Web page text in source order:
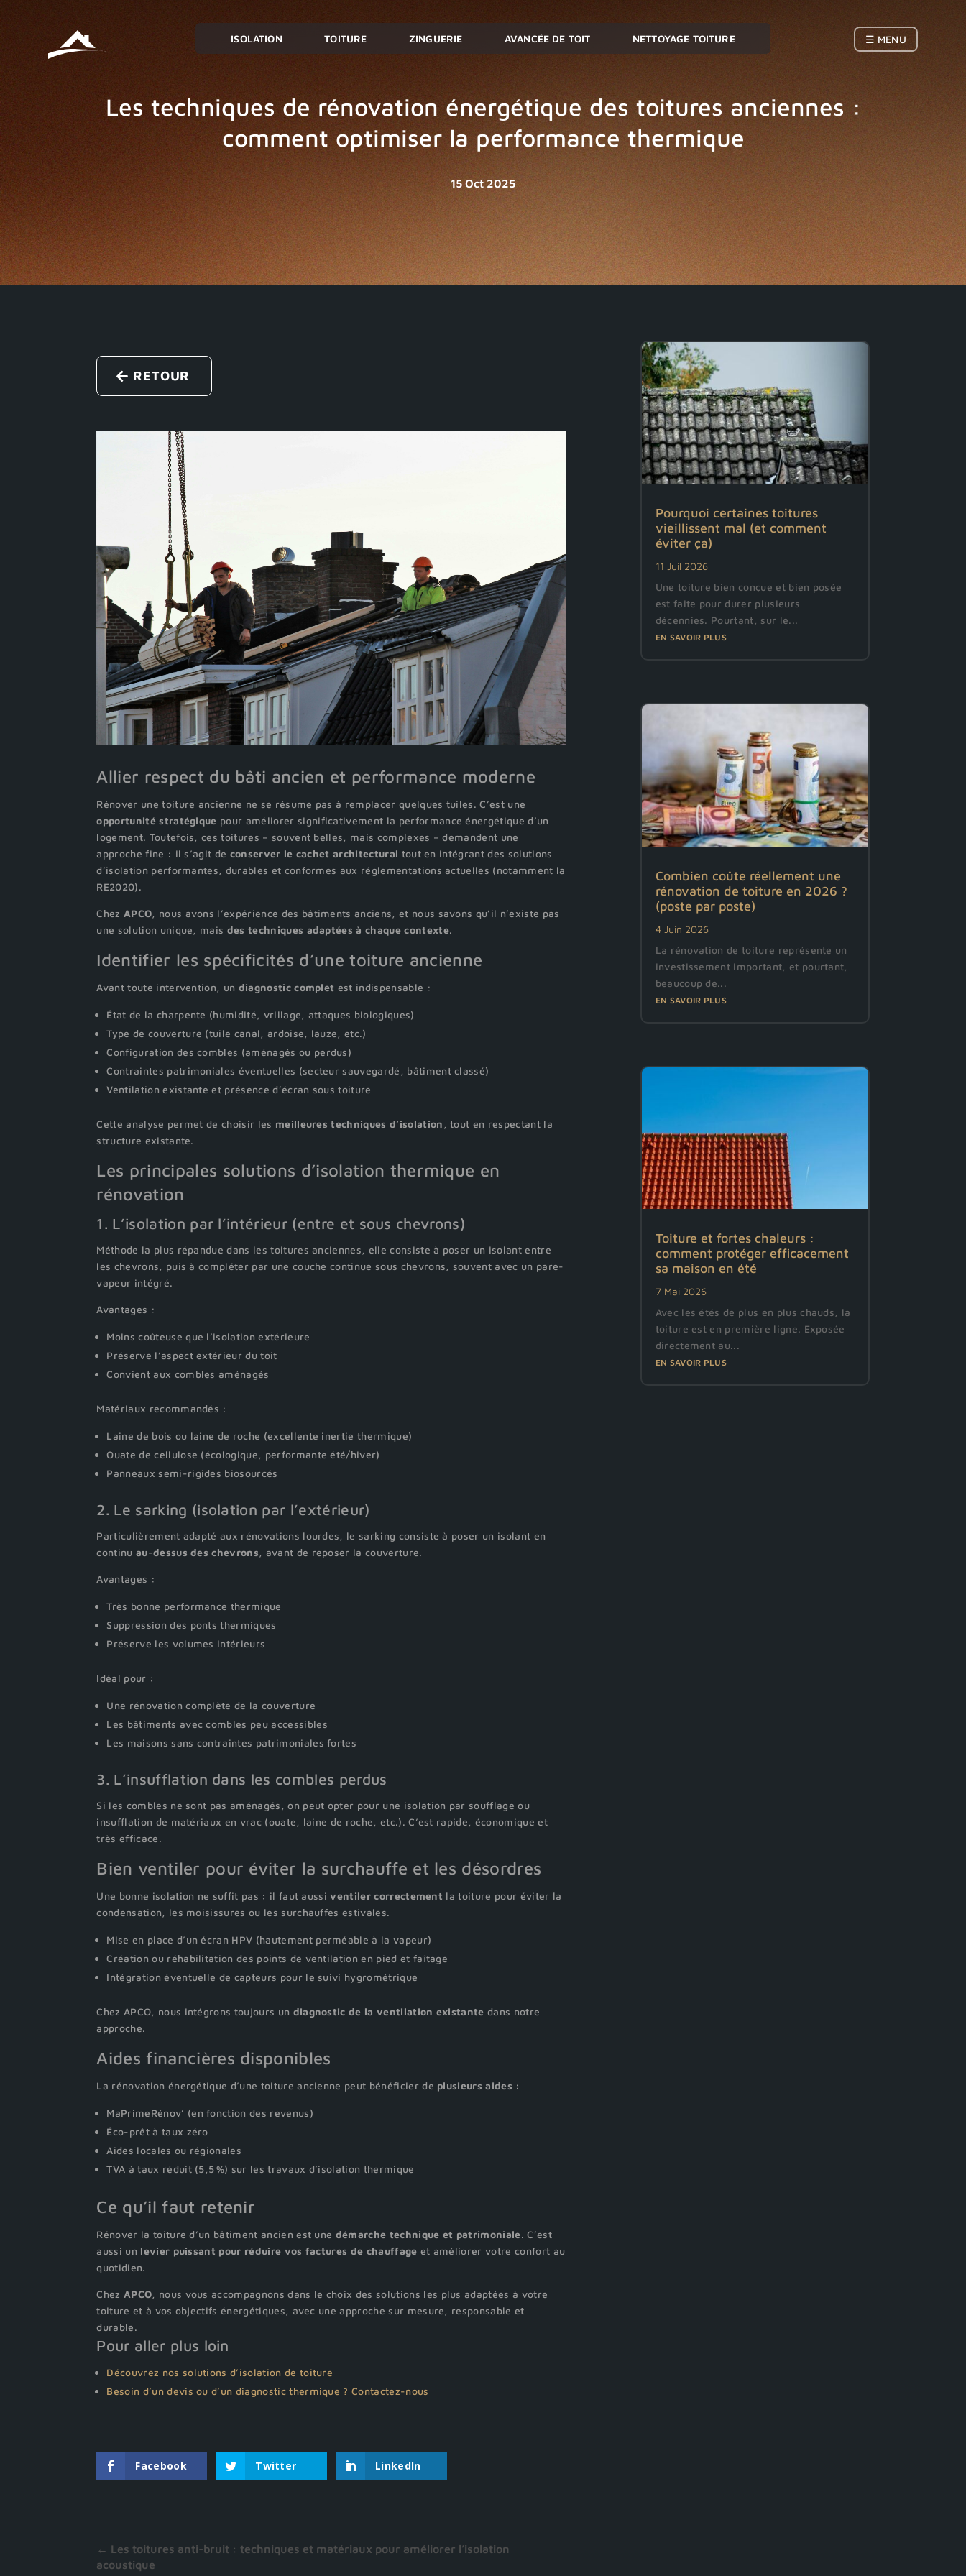
☰ MENU
ISOLATION TOITURE ZINGUERIE AVANCÉE DE TOIT NETTOYAGE TOITURE
Les techniques de rénovation énergétique des toitures anciennes :
comment optimiser la performance thermique
15 Oct 2025
RETOUR
Allier respect du bâti ancien et performance moderne
Rénover une toiture ancienne ne se résume pas à remplacer quelques tuiles. C’est une
opportunité stratégique pour améliorer significativement la performance énergétique d’un
logement. Toutefois, ces toitures – souvent belles, mais complexes – demandent une
approche fine : il s’agit de conserver le cachet architectural tout en intégrant des solutions
d’isolation performantes, durables et conformes aux réglementations actuelles (notamment la
RE2020).
ChezAPCO , nous avons l’expérience des bâtiments anciens, et nous savons qu’il n’existe pas
une solution unique, mais des techniques adaptées à chaque contexte.
Identifier les spécificités d’une toiture ancienne
Avant toute intervention, un diagnostic complet est indispensable :
État de la charpente (humidité, vrillage, attaques biologiques)
Type de couverture (tuile canal, ardoise, lauze, etc.)
Configuration des combles (aménagés ou perdus)
Contraintes patrimoniales éventuelles (secteur sauvegardé, bâtiment classé)
Ventilation existante et présence d’écran sous toiture
Cette analyse permet de choisir les meilleures techniques d’isolation , tout en respectant la
structure existante.
Les principales solutions d’isolation thermique en
rénovation
1. L’isolation par l’intérieur (entre et sous chevrons)
Méthode la plus répandue dans les toitures anciennes, elle consiste à poser un isolant entre
les chevrons, puis à compléter par une couche continue sous chevrons, souvent avec un pare-
vapeur intégré.
Avantages :
Moins coûteuse que l’isolation extérieure
Préserve l’aspect extérieur du toit
Convient aux combles aménagés
Matériaux recommandés :
Laine de bois ou laine de roche (excellente inertie thermique)
Ouate de cellulose (écologique, performante été/hiver)
Panneaux semi-rigides biosourcés
2. Le sarking (isolation par l’extérieur)
Particulièrement adapté aux rénovations lourdes, le sarking consiste à poser un isolant en
continu au-dessus des chevrons , avant de reposer la couverture.
Avantages :
Très bonne performance thermique
Suppression des ponts thermiques
Préserve les volumes intérieurs
Idéal pour :
Une rénovation complète de la couverture
Les bâtiments avec combles peu accessibles
Les maisons sans contraintes patrimoniales fortes
3. L’insufflation dans les combles perdus
Si les combles ne sont pas aménagés, on peut opter pour une isolation par soufflage ou
insufflation de matériaux en vrac (ouate, laine de roche, etc.). C’est rapide, économique et
très efficace.
Bien ventiler pour éviter la surchauffe et les désordres
Une bonne isolation ne suffit pas : il faut aussiventiler correctement la toiture pour éviter la
condensation, les moisissures ou les surchauffes estivales.
Mise en place d’un écran HPV (hautement perméable à la vapeur)
Création ou réhabilitation des points de ventilation en pied et faîtage
Intégration éventuelle de capteurs pour le suivi hygrométrique
Chez APCO, nous intégrons toujours un diagnostic de la ventilation existante dans notre
approche.
Aides financières disponibles
La rénovation énergétique d’une toiture ancienne peut bénéficier de plusieurs aides :
MaPrimeRénov’ (en fonction des revenus)
Éco-prêt à taux zéro
Aides locales ou régionales
TVA à taux réduit (5,5 %) sur les travaux d’isolation thermique
Ce qu’il faut retenir
Rénover la toiture d’un bâtiment ancien est une démarche technique et patrimoniale. C’est
aussi un levier puissant pour réduire vos factures de chauffage et améliorer votre confort au
quotidien.
ChezAPCO , nous vous accompagnons dans le choix des solutions les plus adaptées à votre
toiture et à vos objectifs énergétiques, avec une approche sur mesure, responsable et
durable.
Pour aller plus loin
Découvrez nos solutions d’isolation de toiture
Besoin d’un devis ou d’un diagnostic thermique ? Contactez-nous
Facebook Twitter LinkedIn
← Les toitures anti-bruit : techniques et matériaux pour améliorer l’isolation
acoustique
Pourquoi certaines toitures
vieillissent mal (et comment
éviter ça)
11 Juil 2026
Une toiture bien conçue et bien posée
est faite pour durer plusieurs
décennies. Pourtant, sur le...
EN SAVOIR PLUS
Combien coûte réellement une
rénovation de toiture en 2026 ?
(poste par poste)
4 Juin 2026
La rénovation de toiture représente un
investissement important, et pourtant,
beaucoup de...
EN SAVOIR PLUS
Toiture et fortes chaleurs :
comment protéger efficacement
sa maison en été
7 Mai 2026
Avec les étés de plus en plus chauds, la
toiture est en première ligne. Exposée
directement au...
EN SAVOIR PLUS